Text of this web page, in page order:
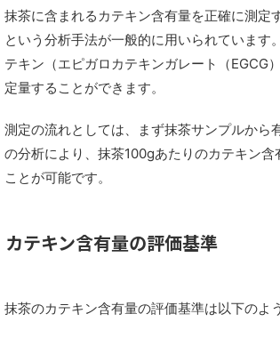
抹茶に含まれるカテキン含有量を正確に測定
という分析手法が一般的に用いられていま
テキン（エピガロカテキンガレート（EGCG
定量することができます。
測定の流れとしては、まず抹茶サンプルから
の分析により、抹茶100gあたりのカテキン
ことが可能です。
カテキン含有量の評価基準
抹茶のカテキン含有量の評価基準は以下のよ